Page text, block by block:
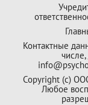
Контактные
Copyright (с)
Любое